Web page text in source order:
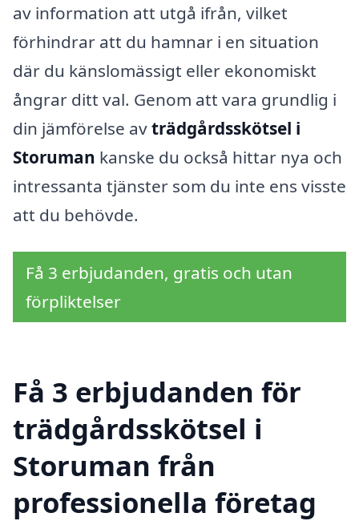
av information att utgå ifrån, vilket
förhindrar att du hamnar i en situation
där du känslomässigt eller ekonomiskt
ångrar ditt val. Genom att vara grundlig i
din jämförelse avträdgårdsskötsel i
Storuman kanske du också hittar nya och
intressanta tjänster som du inte ens visste
att du behövde.
Få 3 erbjudanden, gratis och utan
förpliktelser
Få 3 erbjudanden för
trädgårdsskötsel i
Storuman från
professionella företag